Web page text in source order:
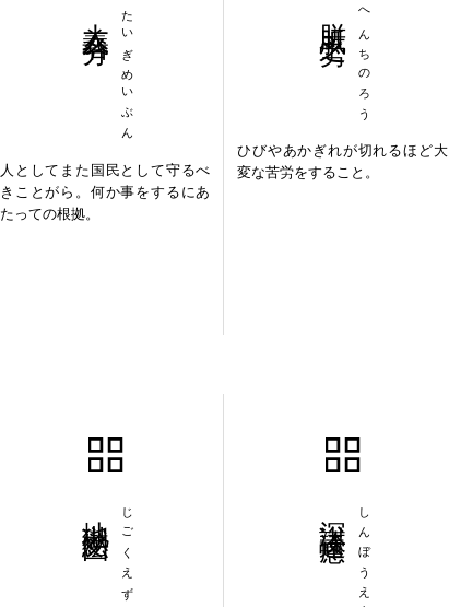
たいぎめいぶん
人としてまた国民として守るべ
きことがら。何か事をするにあ
たっての根拠。
へんちのろう
ひびやあかぎれが切れるほど大
変な苦労をすること。
じごくえず